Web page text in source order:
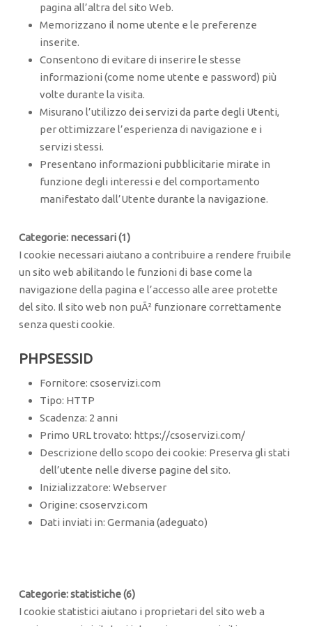
pagina all’altra del sito Web.
Memorizzano il nome utente e le preferenze
inserite.
Consentono di evitare di inserire le stesse
informazioni (come nome utente e password) più
volte durante la visita.
Misurano l’utilizzo dei servizi da parte degli Utenti,
per ottimizzare l’esperienza di navigazione e i
servizi stessi.
Presentano informazioni pubblicitarie mirate in
funzione degli interessi e del comportamento
manifestato dall’Utente durante la navigazione.
Categorie: necessari (1)
I cookie necessari aiutano a contribuire a rendere fruibile
un sito web abilitando le funzioni di base come la
navigazione della pagina e l’accesso alle aree protette
del sito. Il sito web non puÃ² funzionare correttamente
senza questi cookie.
PHPSESSID
Fornitore: csoservizi.com
Tipo: HTTP
Scadenza: 2 anni
Primo URL trovato: https://csoservizi.com/
Descrizione dello scopo dei cookie: Preserva gli stati
dell’utente nelle diverse pagine del sito.
Inizializzatore: Webserver
Origine: csoservzi.com
Dati inviati in: Germania (adeguato)
Categorie: statistiche (6)
I cookie statistici aiutano i proprietari del sito web a